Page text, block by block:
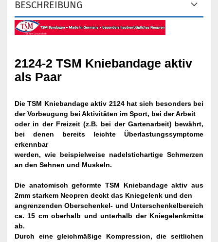
BESCHREIBUNG
2124-2 TSM Kniebandage aktiv
als Paar
Die TSM Kniebandage aktiv 2124 hat sich besonders bei
der Vorbeugung bei Aktivitäten im Sport, bei der Arbeit
oder in der Freizeit (z.B. bei der Gartenarbeit) bewährt,
bei denen bereits leichte Überlastungssymptome
erkennbar
werden, wie beispielweise nadelstichartige Schmerzen
an den Sehnen und Muskeln.
Die anatomisch geformte TSM Kniebandage aktiv aus
2mm starkem Neopren deckt das Kniegelenk und den
angrenzenden Oberschenkel- und Unterschenkelbereich
ca. 15 cm oberhalb und unterhalb der Kniegelenkmitte
ab.
Durch eine gleichmäßige Kompression, die seitlichen